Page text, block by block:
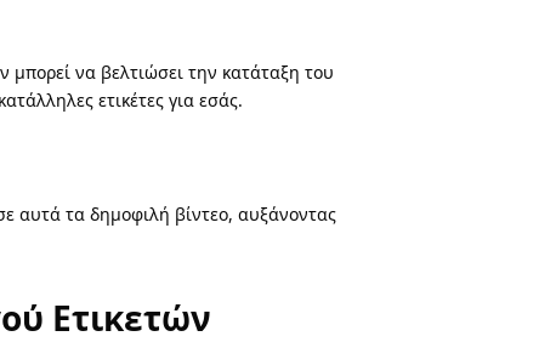
μπορεί να βελτιώσει την κατάταξη του
ετικέτες για εσάς.
αυτά τα δημοφιλή βίντεο, αυξάνοντας
Ετικετών